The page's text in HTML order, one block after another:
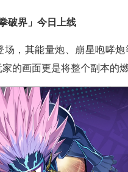
破界」今日上线
，其能量炮、崩星咆哮
的画面更是将整个副本的燃